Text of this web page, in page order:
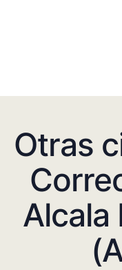
Otras
Alcala